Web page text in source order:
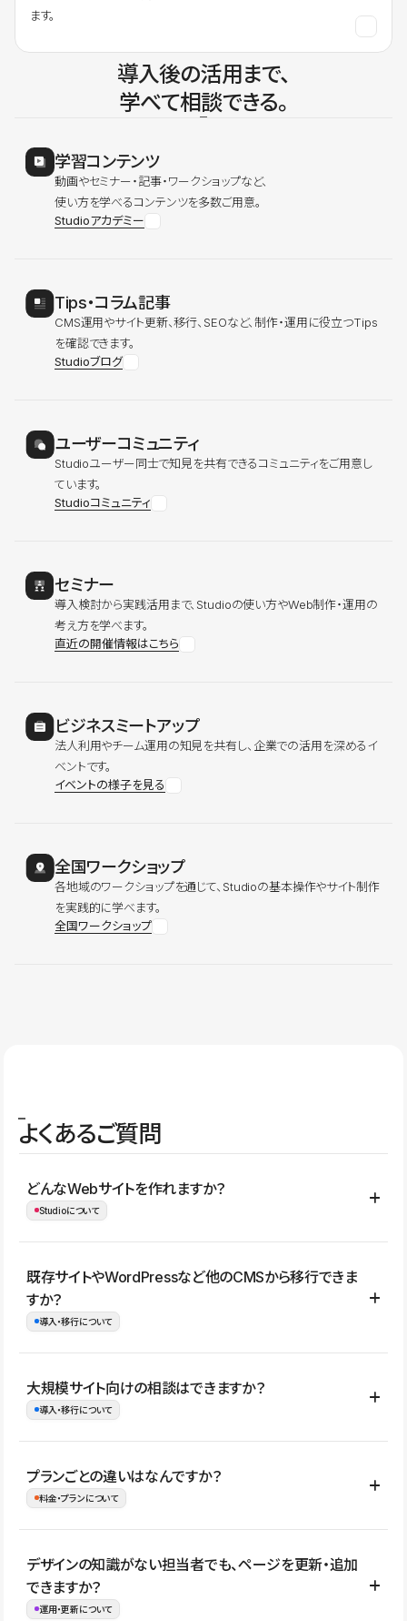
ます。
導入後の活用まで、
学べて相談できる。
学習コンテンツ
動画やセミナー・記事・ワークショップなど、
使い方を学べるコンテンツを多数ご用意。
Studioアカデミー
Tips・コラム記事
CMS運用やサイト更新、移行、SEOなど、制作・運用に役立つTips
を確認できます。
Studioブログ
ユーザーコミュニティ
Studioユーザー同士で知見を共有できるコミュニティをご用意し
ています。
Studioコミュニティ
セミナー
導入検討から実践活用まで、Studioの使い方やWeb制作・運用の
考え方を学べます。
直近の開催情報はこちら
ビジネスミートアップ
法人利用やチーム運用の知見を共有し、企業での活用を深めるイ
ベントです。
イベントの様子を見る
全国ワークショップ
各地域のワークショップを通じて、Studioの基本操作やサイト制作
を実践的に学べます。
全国ワークショップ
よくあるご質問
どんなWebサイトを作れますか？
Studioについて
コーポレートサイト、サービスサイト、LP、採用サイト、ブロ
グ・メディア、イベントサイト、店舗・商品紹介サイト、ポートフ
ォリオなど幅広く制作できます。
既存サイトやWordPressなど他のCMSから移行できま
すか？
導入・移行について
はい。既存サイトの構成やコンテンツ、URLを整理したうえで、
Studio上に再構築する形で移行できます。 WordPressの場合は、
イト全体のデザインや設定がそのまま移行されるわけではないた
め、移行後にページ構成やデザイン、CMS設計、URL・リダイレク
大規模サイト向けの相談はできますか？
導入・移行について
はい。アクセス規模が大きいサイトや、複数部門での運用、権限管
理、セキュリティ確認、既存システムとの連携など、個別の要件が
ない段階でも、お問い合わせください。
お問合せはこちら
プランごとの違いはなんですか？
料金・プランについて
公開ページ数、バージョン履歴の期間、CMS利用数の上限、権限
管理の有無などがプランごとに異なります。詳しくは料金プランペ
ージをご覧ください。
デザインの知識がない担当者でも、ページを更新・追加
できますか？
運用・更新について